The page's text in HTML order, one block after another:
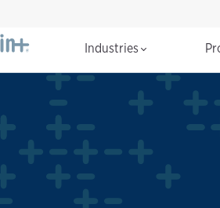
Industries